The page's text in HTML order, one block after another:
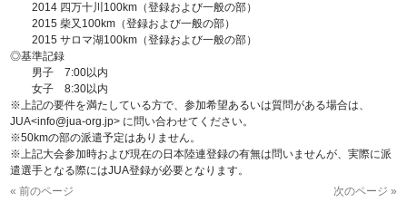
2014 四万十川100km（登録および一般の部）
2015 柴又100km（登録および一般の部）
2015 サロマ湖100km（登録および一般の部）
◎基準記録
男子 7:00以内
女子 8:30以内
※上記の要件を満たしている方で、参加希望あるいは質問がある場合は、
JUA<info@jua-org.jp> に問い合わせてください。
※50kmの部の派遣予定はありません。
※上記大会参加時および現在の日本陸連登録の有無は問いませんが、実際に派
遣選手となる際にはJUA登録が必要となります。
« 前のページ
次のページ »